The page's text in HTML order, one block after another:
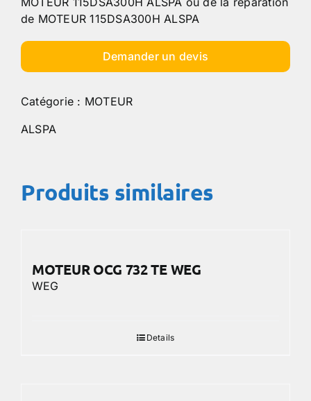
de MOTEUR 115DSA300H ALSPA
Demander un devis
Catégorie : MOTEUR
ALSPA
Produits similaires
MOTEUR OCG 732 TE WEG
WEG
Details